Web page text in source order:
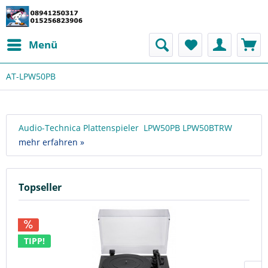
Menü
AT-LPW50PB
Audio-Technica Plattenspieler LPW50PB LPW50BTRW
mehr erfahren »
Topseller
TIPP!